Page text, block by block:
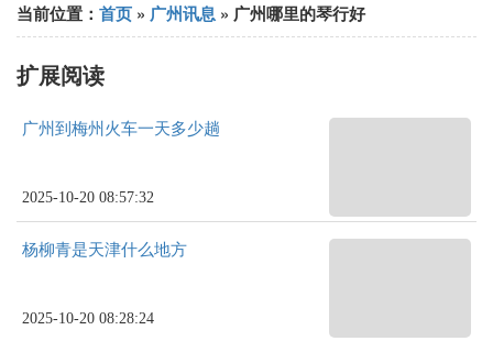
当前位置： 首页 » 广州讯息 » 广州哪里的琴行好
扩展阅读
广州到梅州火车一天多少趟
2025-10-20 08:57:32
杨柳青是天津什么地方
2025-10-20 08:28:24